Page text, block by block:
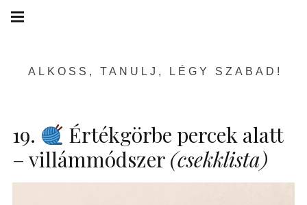
Skip
ALKOSS, TANULJ, LÉGY SZABAD!
navigation
19.
Értékgörbe percek alatt
– villámmódszer (csekklista)